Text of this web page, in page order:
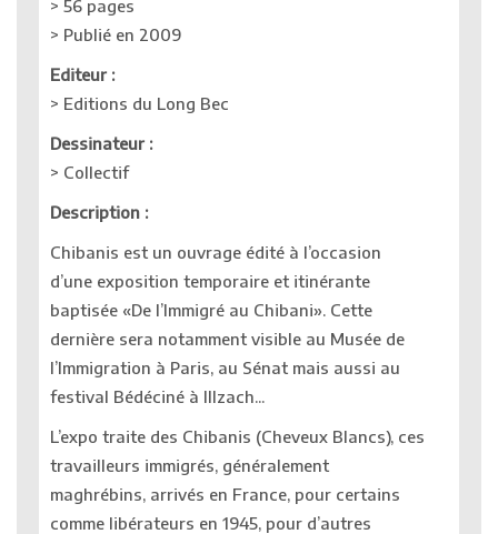
> 56 pages
> Publié en 2009
Editeur :
> Editions du Long Bec
Dessinateur :
> Collectif
Description :
Chibanis est un ouvrage édité à l’occasion
d’une exposition temporaire et itinérante
baptisée «De l’Immigré au Chibani». Cette
dernière sera notamment visible au Musée de
l’Immigration à Paris, au Sénat mais aussi au
festival Bédéciné à Illzach...
L’expo traite des Chibanis (Cheveux Blancs), ces
travailleurs immigrés, généralement
maghrébins, arrivés en France, pour certains
comme libérateurs en 1945, pour d’autres